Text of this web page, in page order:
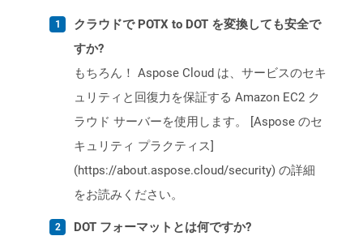
クラウドで POTX to DOT を変換しても安全で
すか?
もちろん！ Aspose Cloud は、サービスのセキ
ュリティと回復力を保証する Amazon EC2 ク
ラウド サーバーを使用します。 [Aspose のセ
キュリティ プラクティス]
(https://about.aspose.cloud/security) の詳細
をお読みください。
DOT フォーマットとは何ですか?